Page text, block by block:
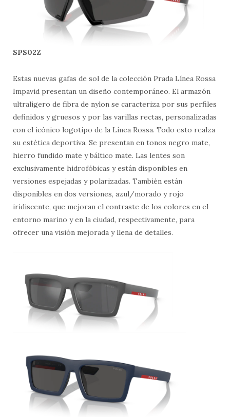
SPS02Z
Estas nuevas gafas de sol de la colección Prada Línea Rossa
Impavid presentan un diseño contemporáneo. El armazón
ultraligero de fibra de nylon se caracteriza por sus perfiles
definidos y gruesos y por las varillas rectas, personalizadas
con el icónico logotipo de la Línea Rossa. Todo esto realza
su estética deportiva. Se presentan en tonos negro mate,
hierro fundido mate y báltico mate. Las lentes son
exclusivamente hidrofóbicas y están disponibles en
versiones espejadas y polarizadas. También están
disponibles en dos versiones, azul/morado y rojo
iridiscente, que mejoran el contraste de los colores en el
entorno marino y en la ciudad, respectivamente, para
ofrecer una visión mejorada y llena de detalles.